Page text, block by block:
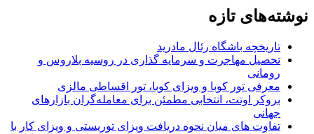
نوشته‌های تازه
تاریخچه باشگاه رئال مادرید
تحصیل مهاجرت و سرمایه گذاری در روسیه بلاروس و
رومانی
معرفی تور کوبا و ویزای کوبا، تور اقساطی مالزی
بروکر اوتت، انتخابی مطمئن برای معامله‌گران بازارهای
جهانی
تفاوت های میان نحوه دریافت ویزای توریستی و ویزای کار با